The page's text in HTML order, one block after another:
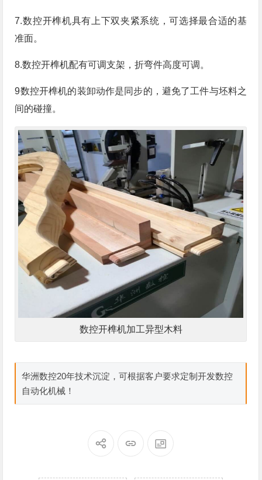
7.数控开榫机具有上下双夹紧系统，可选择最合适的基
准面。
8.数控开榫机配有可调支架，折弯件高度可调。
9数控开榫机的装卸动作是同步的，避免了工件与坯料之
间的碰撞。
数控开榫机加工异型木料
华洲数控20年技术沉淀，可根据客户要求定制开发数控
自动化机械！